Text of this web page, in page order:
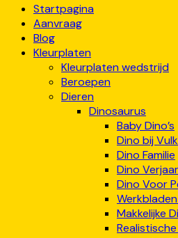
Startpagina
Aanvraag
Blog
Kleurplaten
Kleurplaten wedstrijd
Beroepen
Dieren
Dinosaurus
Baby Dino’s
Dino bij
Dino Familie
Dino
Dino Voor
Makkelijke
Realistische